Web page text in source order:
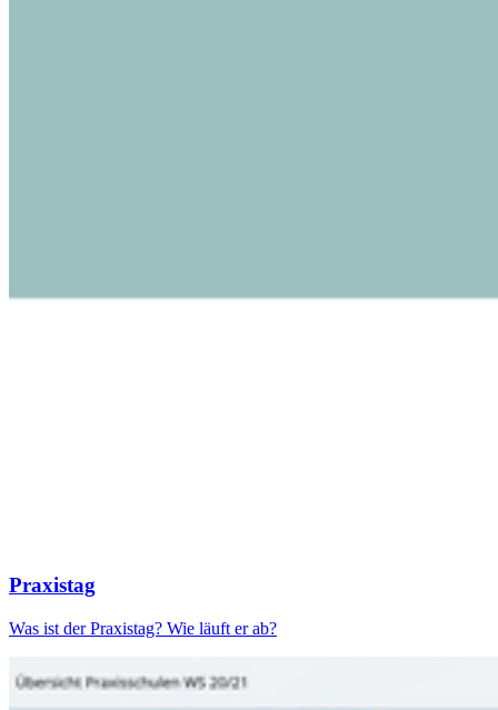
Praxistag
Was ist der Praxistag? Wie läuft er ab?